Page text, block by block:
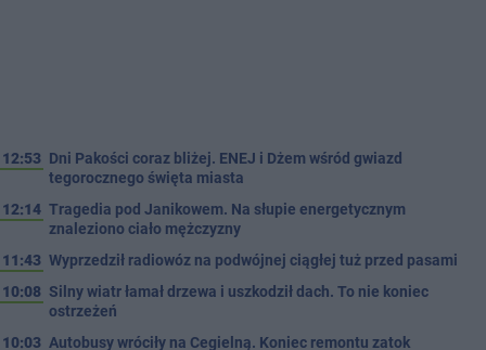
12:53 Dni Pakości coraz bliżej. ENEJ i Dżem wśród gwiazd
tegorocznego święta miasta
12:14 Tragedia pod Janikowem. Na słupie energetycznym
znaleziono ciało mężczyzny
11:43 Wyprzedził radiowóz na podwójnej ciągłej tuż przed pasami
10:08 Silny wiatr łamał drzewa i uszkodził dach. To nie koniec
ostrzeżeń
10:03 Autobusy wróciły na Cegielną. Koniec remontu zatok